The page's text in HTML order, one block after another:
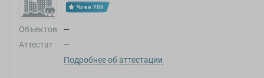
Член УПН
Объектов
—
Аттестат
—
Подробнее об аттестации